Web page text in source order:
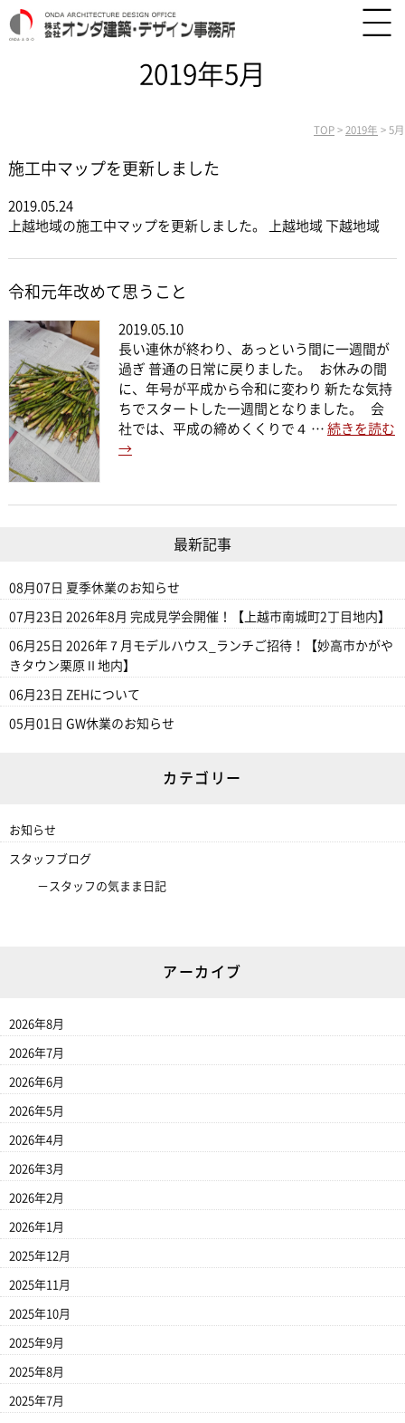
2019年5月
TOP > 2019年 > 5月
施工中マップを更新しました
2019.05.24
上越地域の施工中マップを更新しました。 上越地域 下越地域
令和元年改めて思うこと
2019.05.10
長い連休が終わり、あっという間に一週間が
過ぎ 普通の日常に戻りました。 お休みの間
に、年号が平成から令和に変わり 新たな気持
ちでスタートした一週間となりました。 会
社では、平成の締めくくりで４ … 続きを読む
→
最新記事
08月07日 夏季休業のお知らせ
07月23日 2026年8月 完成見学会開催！【上越市南城町2丁目地内】
06月25日 2026年７月モデルハウス_ランチご招待！【妙高市かがや
きタウン栗原Ⅱ地内】
06月23日 ZEHについて
05月01日 GW休業のお知らせ
カテゴリー
お知らせ
スタッフブログ
スタッフの気まま日記
アーカイブ
2026年8月
2026年7月
2026年6月
2026年5月
2026年4月
2026年3月
2026年2月
2026年1月
2025年12月
2025年11月
2025年10月
2025年9月
2025年8月
2025年7月